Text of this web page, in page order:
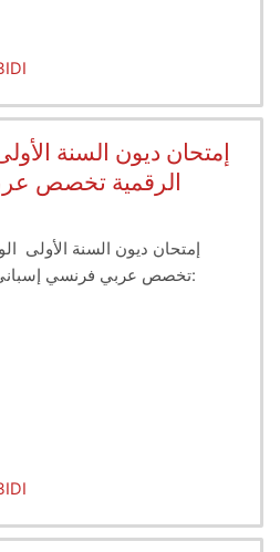
الرقمية تخصص
تخصص عربي فرنسي إسباني- للطلبة الأتية أسماءهم: